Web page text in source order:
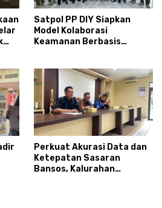
Satpol PP DIY Siapkan
Model Kolaborasi
Keamanan Berbasis
Perkuat Akurasi Data dan
Ketepatan Sasaran
Bansos, Kalurahan